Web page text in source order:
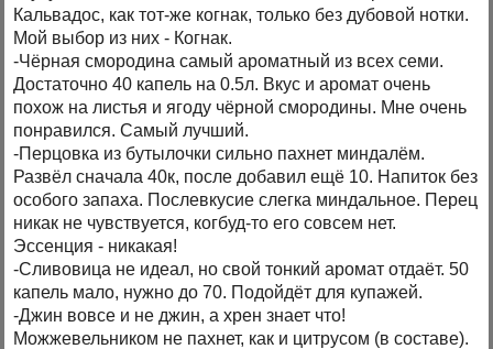
Кальвадос, как тот-же когнак, только без дубовой нотки.
Мой выбор из них - Когнак.
-Чёрная смородина самый ароматный из всех семи.
Достаточно 40 капель на 0.5л. Вкус и аромат очень
похож на листья и ягоду чёрной смородины. Мне очень
понравился. Самый лучший.
-Перцовка из бутылочки сильно пахнет миндалём.
Развёл сначала 40к, после добавил ещё 10. Напиток без
особого запаха. Послевкусие слегка миндальное. Перец
никак не чувствуется, когбуд-то его совсем нет.
Эссенция - никакая!
-Сливовица не идеал, но свой тонкий аромат отдаёт. 50
капель мало, нужно до 70. Подойдёт для купажей.
-Джин вовсе и не джин, а хрен знает что!
Можжевельником не пахнет, как и цитрусом (в составе).